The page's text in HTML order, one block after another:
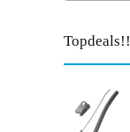
Topdeals!!